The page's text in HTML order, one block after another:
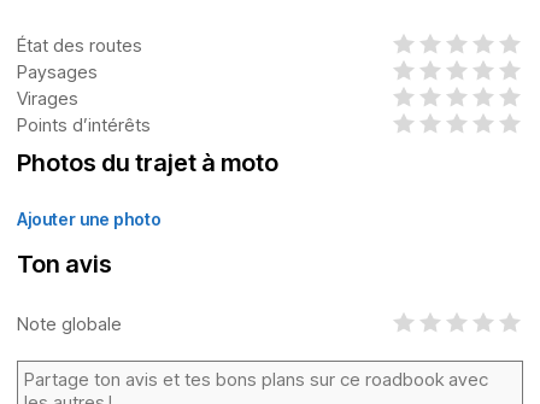
État des routes
Paysages
Virages
Points d’intérêts
Photos du trajet à moto
Ajouter une photo
Ton avis
Note globale